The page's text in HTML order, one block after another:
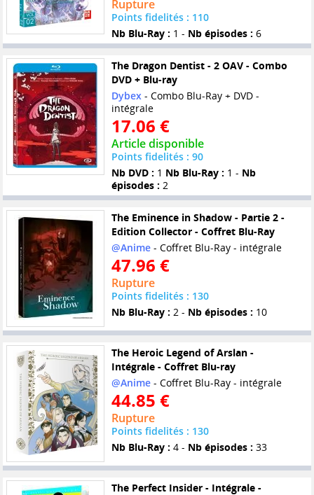
Rupture
Points fidelités : 110
Nb Blu-Ray : 1 - Nb épisodes : 6
The Dragon Dentist - 2 OAV - Combo
DVD + Blu-ray
Dybex- Combo Blu-Ray + DVD -
intégrale
17.06 €
Article disponible
Points fidelités : 90
Nb DVD : 1 Nb Blu-Ray : 1 - Nb
épisodes : 2
The Eminence in Shadow - Partie 2 -
Edition Collector - Coffret Blu-Ray
@Anime- Coffret Blu-Ray - intégrale
47.96 €
Rupture
Points fidelités : 130
Nb Blu-Ray : 2 - Nb épisodes : 10
The Heroic Legend of Arslan -
Intégrale - Coffret Blu-ray
@Anime- Coffret Blu-Ray - intégrale
44.85 €
Rupture
Points fidelités : 130
Nb Blu-Ray : 4 - Nb épisodes : 33
The Perfect Insider - Intégrale -